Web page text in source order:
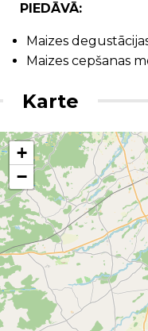
PIEDĀVĀ:
Maizes
Maizes cepšanas
Karte
+
−